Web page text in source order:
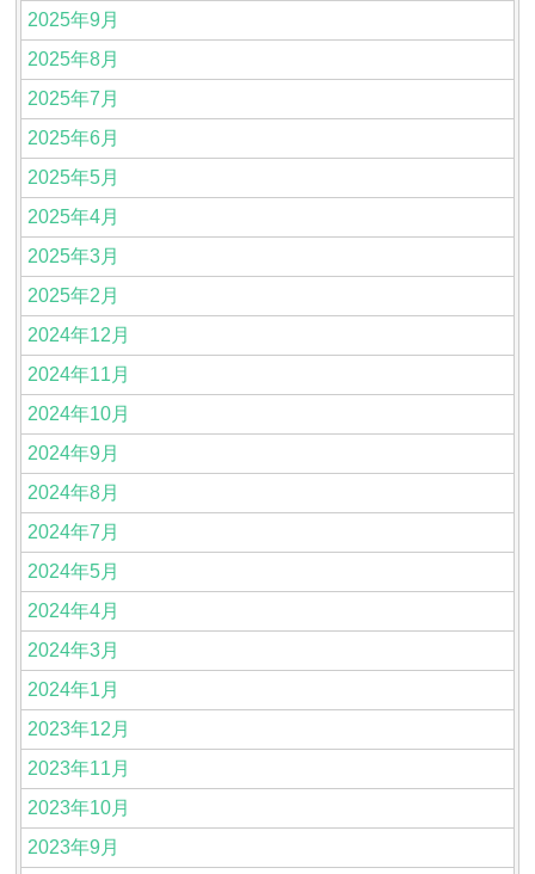
2025年9月
2025年8月
2025年7月
2025年6月
2025年5月
2025年4月
2025年3月
2025年2月
2024年12月
2024年11月
2024年10月
2024年9月
2024年8月
2024年7月
2024年5月
2024年4月
2024年3月
2024年1月
2023年12月
2023年11月
2023年10月
2023年9月